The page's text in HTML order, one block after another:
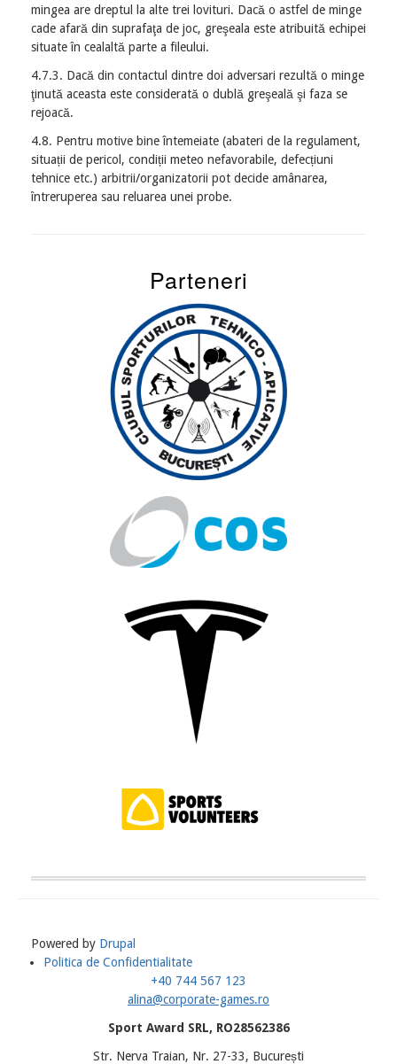
mingea are dreptul la alte trei lovituri. Dacă o astfel de minge
cade afară din suprafaţa de joc, greşeala este atribuită echipei
situate în cealaltă parte a fileului.
4.7.3. Dacă din contactul dintre doi adversari rezultă o minge
ţinută aceasta este considerată o dublă greşeală şi faza se
rejoacă.
4.8. Pentru motive bine întemeiate (abateri de la regulament,
situații de pericol, condiții meteo nefavorabile, defecțiuni
tehnice etc.) arbitrii/organizatorii pot decide amânarea,
întreruperea sau reluarea unei probe.
Parteneri
Powered by Drupal
Meniu
Politica de Confidentialitate
+40 744 567 123
alina@corporate-games.ro
Sport Award SRL, RO28562386
Str. Nerva Traian, Nr. 27-33, București